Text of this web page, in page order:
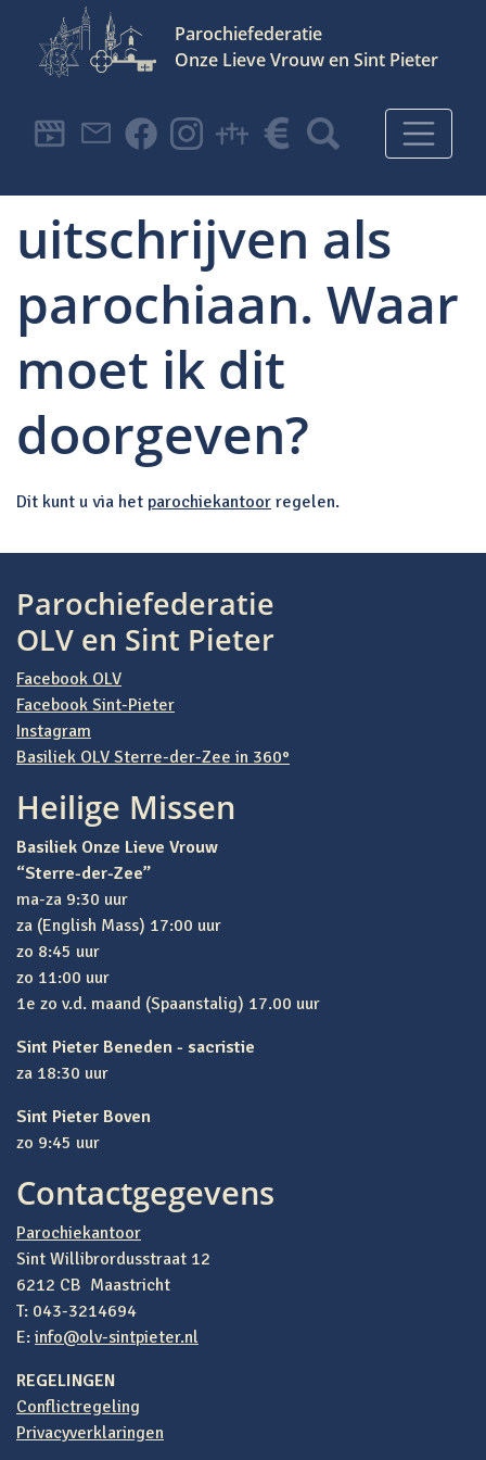
Hoofdnavigatie
Parochiefederatie
Onze Lieve Vrouw en Sint Pieter
Ik wil me
uitschrijven als
parochiaan. Waar
moet ik dit
doorgeven?
Dit kunt u via het parochiekantoor regelen.
Bericht navigatie
Parochiefederatie
OLV en Sint Pieter
Facebook OLV
Facebook Sint-Pieter
Instagram
Basiliek OLV Sterre-der-Zee in 360°
Heilige Missen
Basiliek Onze Lieve Vrouw
“Sterre-der-Zee”
ma-za 9:30 uur
za (English Mass) 17:00 uur
zo 8:45 uur
zo 11:00 uur
1e zo v.d. maand (Spaanstalig) 17.00 uur
Sint Pieter Beneden - sacristie
za 18:30 uur
Sint Pieter Boven
zo 9:45 uur
Contactgegevens
Parochiekantoor
Sint Willibrordusstraat 12
6212 CB Maastricht
T: 043-3214694
E: info@olv-sintpieter.nl
REGELINGEN
Conflictregeling
Privacyverklaringen